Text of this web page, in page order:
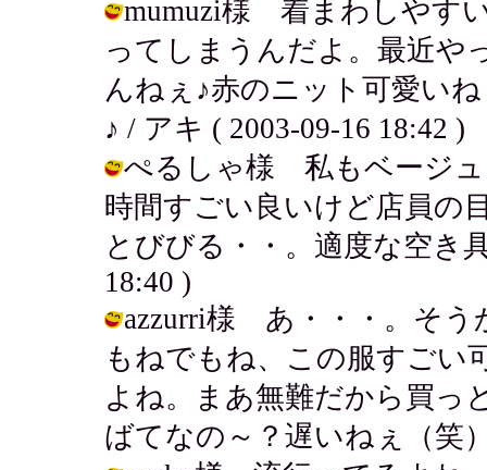
mumuzi様 着まわしやす
ってしまうんだよ。最近や
んねぇ♪赤のニット可愛い
♪ / アキ ( 2003-09-16 18:42 )
ぺるしゃ様 私もベージュ
時間すごい良いけど店員の
とびびる・・。適度な空き
18:40 )
azzurri様 あ・・・。そう
もねでもね、この服すごい
よね。まあ無難だから買っ
ばてなの～？遅いねぇ（笑